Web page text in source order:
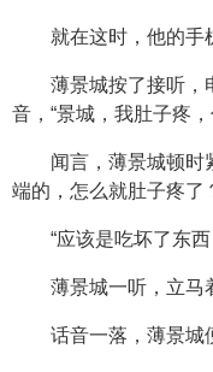
就在这时，他的手
薄景城按了接听，
音，“景城，我肚子疼
闻言，薄景城顿时
端的，怎么就肚子疼了
“应该是吃坏了东
薄景城一听，立马
话音一落，薄景城